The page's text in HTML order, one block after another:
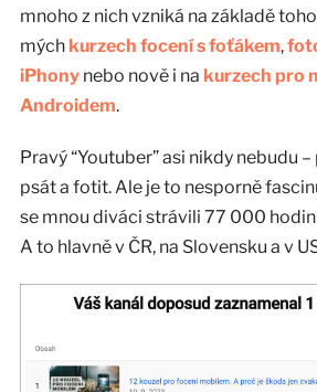
mnoho z nich vzniká na základě
mých kurzech focení s foťákem,
iPhonynebo nově i na kurzech pro
Androidem.
Pravý “Youtuber” asi nikdy nebudu
psát a fotit. Ale je to nesporně
se mnou diváci strávili 77 000
A to hlavně v ČR, na Slovensku a v